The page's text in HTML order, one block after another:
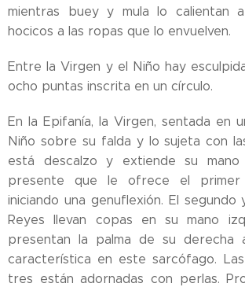
mientras buey y mula lo calientan
hocicos a las ropas que lo envuelven.
Entre la Virgen y el Niño hay
ocho puntas inscrita en un círculo.
En la Epifanía, la Virgen, sentada en
Niño sobre su falda y lo sujeta con
está descalzo y extiende su
presente que le ofrece el primer
iniciando una genuflexión. El
Reyes llevan copas en su mano
presentan la palma de su derecha
característica en este sarcófago.
tres están adornadas con perlas.